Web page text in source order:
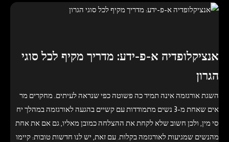
אנציקלופדיה א-פ-ידע: מדריך מקיף לכל סוגי
הגרון
השגת אורגזמה אינה תמיד כה פשוטה כפי שנראה לעיתים. מחקרים מר
אים שאחת מ-3 נשים מתמודדות עם קשיים בהגעה לאורגזמה במהלך יח
סי מין, ולכן חשוב שלא לקחת את ההצלחה כמובן מאליו, גם אם את אחת
מהנשים שמגיעות לאורגזמה בקלות. עם זאת, יש לנו חדשות טובות: קיימו